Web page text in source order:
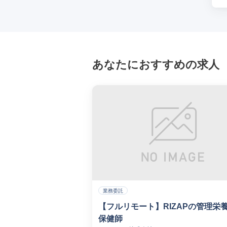
あなたにおすすめの求人
業務委託
【フルリモート】RIZAPの管理栄
保健師